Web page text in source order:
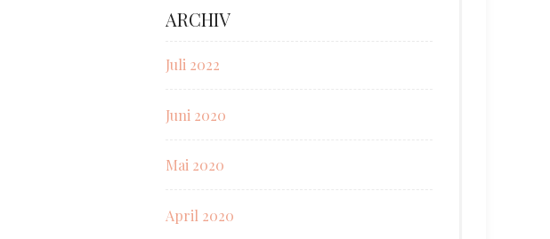
ARCHIV
Juli 2022
Juni 2020
Mai 2020
April 2020